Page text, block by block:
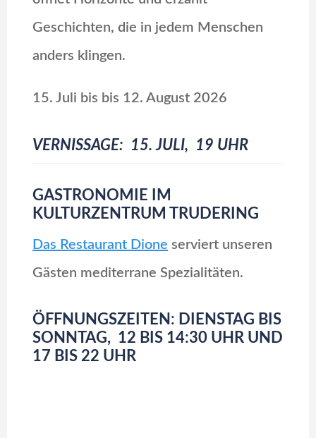
Geschichten, die in jedem Menschen
anders klingen.
15. Juli bis bis 12. August 2026
VERNISSAGE: 15. JULI, 19 UHR
GASTRONOMIE IM
KULTURZENTRUM TRUDERING
Das Restaurant Dione serviert unseren
Gästen mediterrane Spezialitäten.
ÖFFNUNGSZEITEN: DIENSTAG BIS
SONNTAG, 12 BIS 14:30 UHR UND
17 BIS 22 UHR